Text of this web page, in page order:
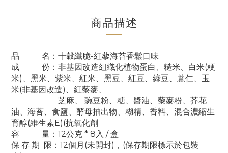
商品描述
品 名：十穀纖脆-紅藜海苔香鬆口味
成 份：非基因改造組織化植物蛋白、糙米、白米(粳
米)、黑米、紫米、紅米、黑豆、紅豆、綠豆、薏仁、玉
米(非基因改造)、紅藜麥、
芝麻、 豌豆粉、糖、醬油、藜麥粉、芥花
油、海苔、食鹽、酵母抽出物、糊精、香料、混合濃縮生
育醇(維生素E)(抗氧化劑
容 量：12公克 * 8入 / 盒
保 存 期 限：12個月(未開封) ， (保存期限標示於包裝